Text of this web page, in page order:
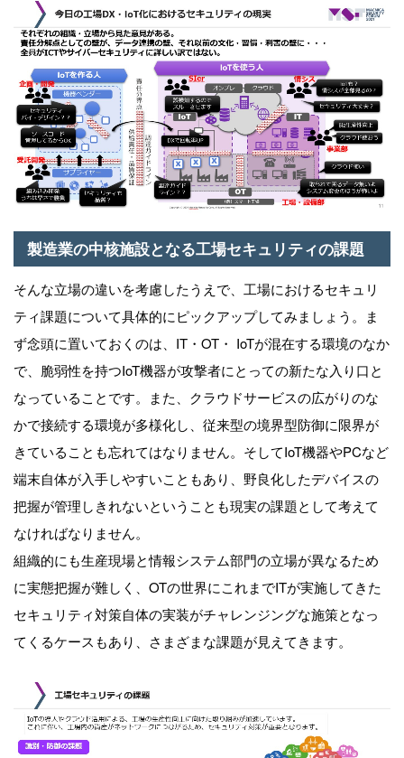
製造業の中核施設となる工場セキュリティの課題
そんな立場の違いを考慮したうえで、工場におけるセキュリ
ティ課題について具体的にピックアップしてみましょう。ま
ず念頭に置いておくのは、IT・OT・ IoTが混在する環境のなか
で、脆弱性を持つIoT機器が攻撃者にとっての新たな入り口と
なっていることです。また、クラウドサービスの広がりのな
かで接続する環境が多様化し、従来型の境界型防御に限界が
きていることも忘れてはなりません。そしてIoT機器やPCなど
端末自体が入手しやすいこともあり、野良化したデバイスの
把握が管理しきれないということも現実の課題として考えて
なければなりません。
組織的にも生産現場と情報システム部門の立場が異なるため
に実態把握が難しく、OTの世界にこれまでITが実施してきた
セキュリティ対策自体の実装がチャレンジングな施策となっ
てくるケースもあり、さまざまな課題が見えてきます。